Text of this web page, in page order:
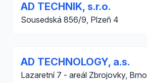
AD TECHNIK, s.r.o.
Sousedská 856/9, Plzeň 4
AD TECHNOLOGY, a.s.
Lazaretní 7 - areál Zbrojovky, Brno